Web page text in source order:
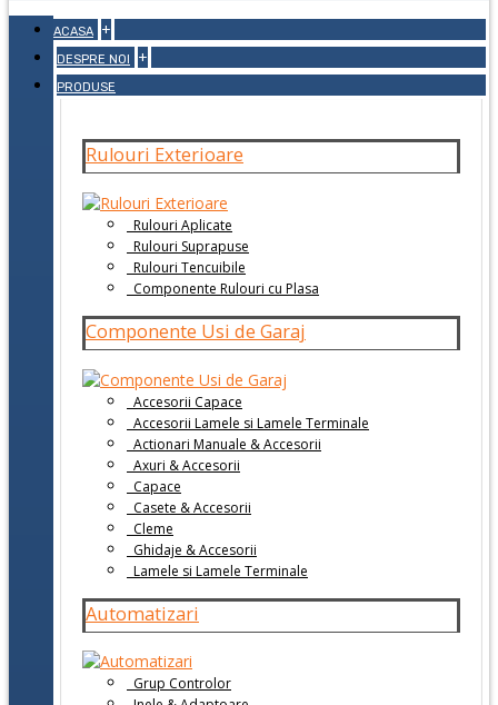
ACASA +
DESPRE NOI +
PRODUSE
Rulouri Exterioare
Rulouri Aplicate
Rulouri Suprapuse
Rulouri Tencuibile
Componente Rulouri cu Plasa
Componente Usi de Garaj
Accesorii Capace
Accesorii Lamele si Lamele Terminale
Actionari Manuale & Accesorii
Axuri & Accesorii
Capace
Casete & Accesorii
Cleme
Ghidaje & Accesorii
Lamele si Lamele Terminale
Automatizari
Grup Controlor